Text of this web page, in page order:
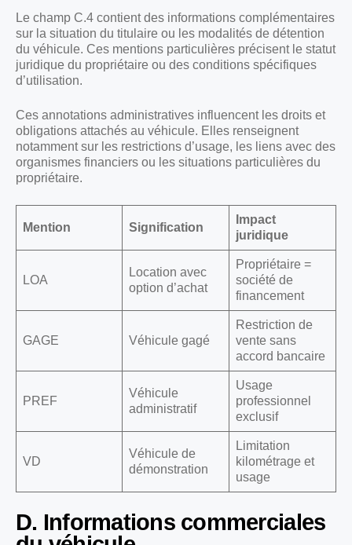
Le champ C.4 contient des informations complémentaires
sur la situation du titulaire ou les modalités de détention
du véhicule. Ces mentions particulières précisent le statut
juridique du propriétaire ou des conditions spécifiques
d’utilisation.
Ces annotations administratives influencent les droits et
obligations attachés au véhicule. Elles renseignent
notamment sur les restrictions d’usage, les liens avec des
organismes financiers ou les situations particulières du
propriétaire.
Mention Signification
Impact
juridique
LOA
Location avec
option d’achat
Propriétaire =
société de
financement
GAGE Véhicule gagé
Restriction de
vente sans
accord bancaire
PREF
Véhicule
administratif
Usage
professionnel
exclusif
VD
Véhicule de
démonstration
Limitation
kilométrage et
usage
D. Informations commerciales